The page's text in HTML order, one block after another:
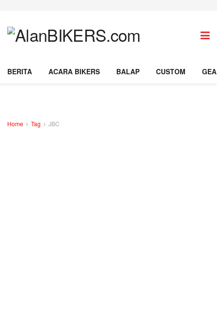
BERITA ACARA BIKERS BALAP CUSTOM
Home Tag JBC